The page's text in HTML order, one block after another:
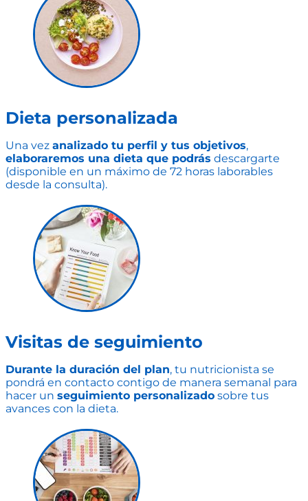
Dieta personalizada​
Una vez analizado tu perfil y tus objetivos,
elaboraremos una dieta que podrás descargarte
(disponible en un máximo de 72 horas laborables
desde la consulta).
Visitas de seguimiento
Durante la duración del plan, tu nutricionista se
pondrá en contacto contigo de manera semanal para
hacer un seguimiento personalizado sobre tus
avances con la dieta.